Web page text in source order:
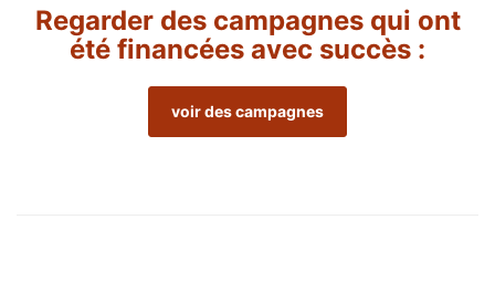
Regarder des campagnes qui ont
été financées avec succès :
voir des campagnes